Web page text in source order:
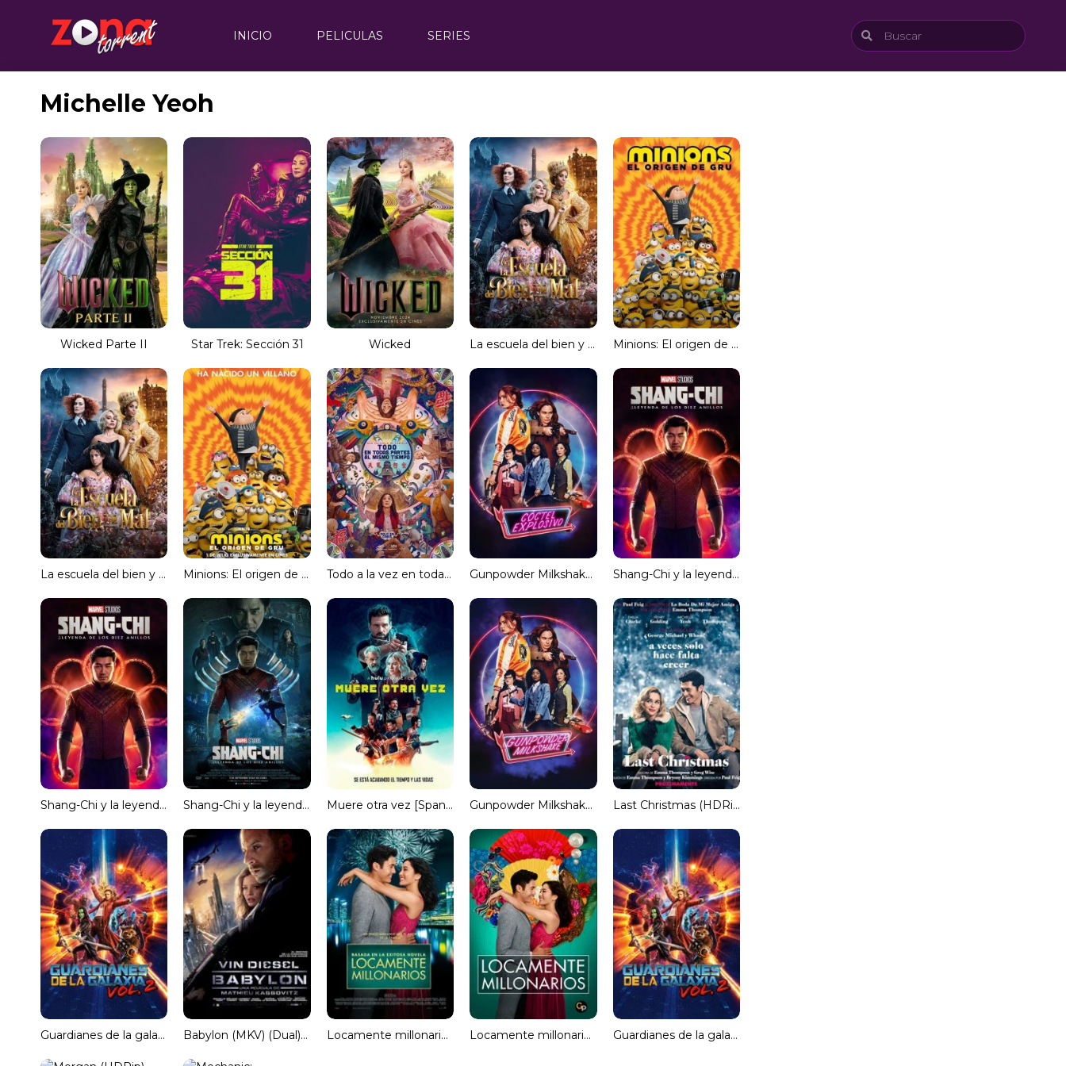
INICIO PELICULAS SERIES
Michelle Yeoh
Wicked Parte II Star Trek: Sección 31 Wicked La escuela del bien y del mal [Subtitulado] Minions: El origen de Gru [Spanish]
La escuela del bien y del mal [Spanish] Minions: El origen de Gru [Subtitulado] Todo a la vez en todas partes [Spanish] Gunpowder Milkshake (Cóctel explosivo) [Spanish] Shang-Chi y la leyenda de los Diez Anillos [Subtitulado]
Shang-Chi y la leyenda de los Diez Anillos [Spanish] Shang-Chi y la leyenda de los Diez Anillos [Latino] Muere otra vez [Spanish] Gunpowder Milkshake (Cóctel explosivo) [Torrent] Last Christmas (HDRip) Español Torrent
Guardianes de la galaxia Vol. 2 (3D) (SBS) Subtitulado Babylon (MKV) (Dual) Torrent Locamente millonarios (MKV) (Dial) Torrent Locamente millonarios (HDRip) Español Torrent Guardianes de la galaxia Vol. 2 3D (1080p) Torrent